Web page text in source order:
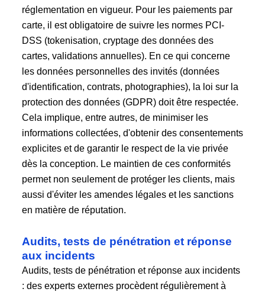
réglementation en vigueur. Pour les paiements par
carte, il est obligatoire de suivre les normes PCI-
DSS (tokenisation, cryptage des données des
cartes, validations annuelles). En ce qui concerne
les données personnelles des invités (données
d'identification, contrats, photographies), la loi sur la
protection des données (GDPR) doit être respectée.
Cela implique, entre autres, de minimiser les
informations collectées, d'obtenir des consentements
explicites et de garantir le respect de la vie privée
dès la conception. Le maintien de ces conformités
permet non seulement de protéger les clients, mais
aussi d'éviter les amendes légales et les sanctions
en matière de réputation.
Audits, tests de pénétration et réponse
aux incidents
Audits, tests de pénétration et réponse aux incidents
: des experts externes procèdent régulièrement à